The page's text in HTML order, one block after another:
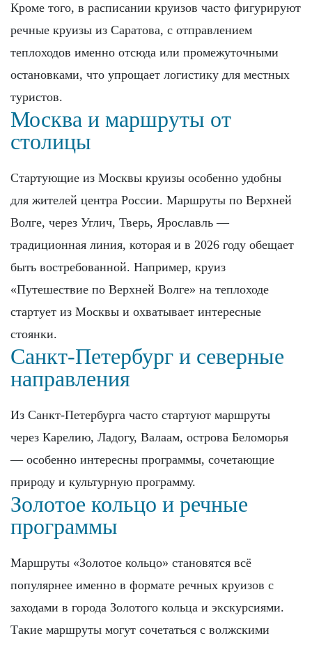
Кроме того, в расписании круизов часто фигурируют
речные круизы из Саратова, с отправлением
теплоходов именно отсюда или промежуточными
остановками, что упрощает логистику для местных
туристов.
Москва и маршруты от
столицы
Стартующие из Москвы круизы особенно удобны
для жителей центра России. Маршруты по Верхней
Волге, через Углич, Тверь, Ярославль —
традиционная линия, которая и в 2026 году обещает
быть востребованной. Например, круиз
«Путешествие по Верхней Волге» на теплоходе
стартует из Москвы и охватывает интересные
стоянки.
Санкт‑Петербург и северные
направления
Из Санкт‑Петербурга часто стартуют маршруты
через Карелию, Ладогу, Валаам, острова Беломорья
— особенно интересны программы, сочетающие
природу и культурную программу.
Золотое кольцо и речные
программы
Маршруты «Золотое кольцо» становятся всё
популярнее именно в формате речных круизов с
заходами в города Золотого кольца и экскурсиями.
Такие маршруты могут сочетаться с волжскими